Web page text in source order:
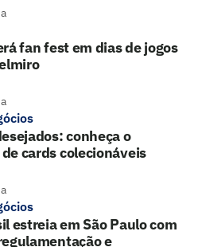
fan fest em dias de jogos
conheça o
cards colecionáveis
estreia em São Paulo com
e